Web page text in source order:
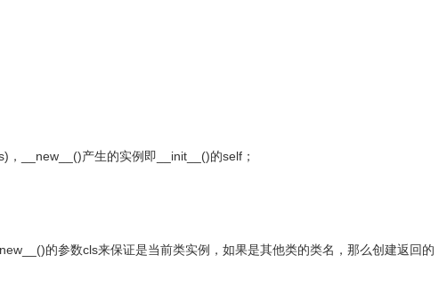
__new__()产生的实例即__init__()的self；
的参数cls来保证是当前类实例，如果是其他类的类名，那么创建返回的